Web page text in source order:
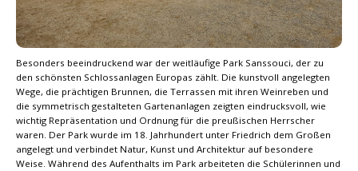
Besonders beeindruckend war der weitläufige Park Sanssouci, der zu
den schönsten Schlossanlagen Europas zählt. Die kunstvoll angelegten
Wege, die prächtigen Brunnen, die Terrassen mit ihren Weinreben und
die symmetrisch gestalteten Gartenanlagen zeigten eindrucksvoll, wie
wichtig Repräsentation und Ordnung für die preußischen Herrscher
waren. Der Park wurde im 18. Jahrhundert unter Friedrich dem Großen
angelegt und verbindet Natur, Kunst und Architektur auf besondere
Weise. Während des Aufenthalts im Park arbeiteten die Schülerinnen und